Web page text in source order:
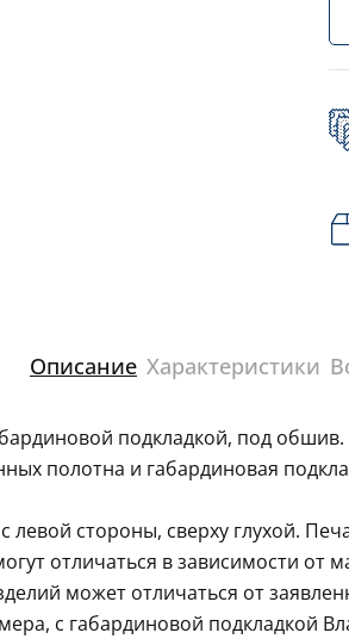
Описание Характеристики
подкладкой, под обшив.
полотна и габардиновая
левой стороны, сверху глухой.
отличаться в зависимости
может отличаться от
с габардиновой подкладкой